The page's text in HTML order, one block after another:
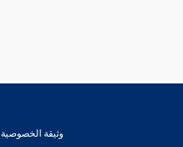
وثيقة الخصوصية